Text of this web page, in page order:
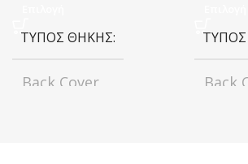
ΤΎΠΟΣ ΘΉΚΗΣ
Back Cover Back